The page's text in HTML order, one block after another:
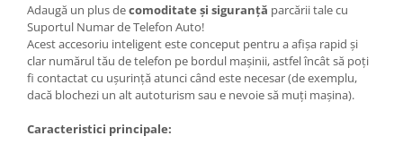
Adaugă un plus decomoditate și siguranță parcării tale cu
Suportul Numar de Telefon Auto!
Acest accesoriu inteligent este conceput pentru a afișa rapid și
clar numărul tău de telefon pe bordul mașinii, astfel încât să poți
fi contactat cu ușurință atunci când este necesar (de exemplu,
dacă blochezi un alt autoturism sau e nevoie să muți mașina).
Caracteristici principale: